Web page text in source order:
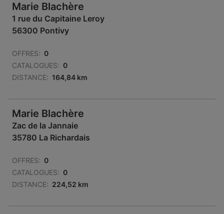
Marie Blachère
1 rue du Capitaine Leroy
56300 Pontivy
OFFRES: 0
CATALOGUES: 0
DISTANCE: 164,84 km
Marie Blachère
Zac de la Jannaie
35780 La Richardais
OFFRES: 0
CATALOGUES: 0
DISTANCE: 224,52 km